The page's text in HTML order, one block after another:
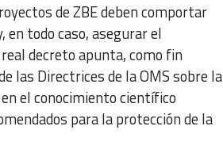
de ZBE deben comportar
en todo caso, asegurar el
decreto apunta, como fin
las Directrices de la OMS sobre la
el conocimiento científico
para la protección de la